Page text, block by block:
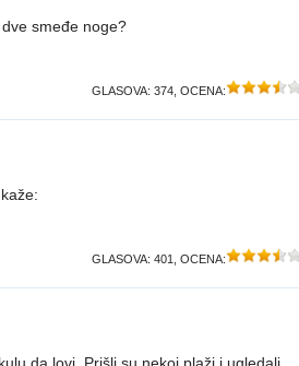
smeđe noge?
GLASOVA: 374 , OCENA:
GLASOVA: 401 , OCENA: